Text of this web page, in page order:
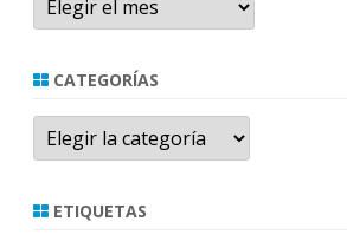
CATEGORÍAS
Categorías
ETIQUETAS